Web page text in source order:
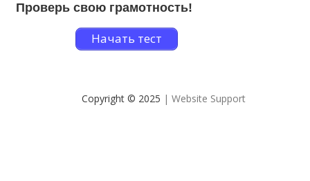
Проверь свою грамотность!
Начать тест
Copyright © 2025 | Website Support